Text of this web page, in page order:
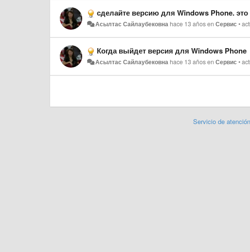
сделайте версию для Windows Phone.
Асылтас Сайлаубековна hace 13 añosenСервис •
Когда выйдет версия для Windows Phone
Асылтас Сайлаубековна hace 13 añosenСервис •
Servicio de